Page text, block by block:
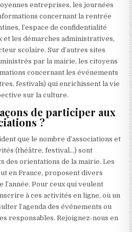
entreprises, les journées
concernant la rentrée
l’espace de confidentialité
et les démarches administratives,
scolaire. Sur d’autres sites
par la mairie, les citoyens
concernant les événements
festivals) qui enrichissent la vie
sur la culture.
de participer aux
?
que le nombre d’associations et
(théâtre, festival…) sont
des orientations de la mairie. Les
en France, proposent divers
l’année. Pour ceux qui veulent
à ces activités en ligne, où un
l’agenda des événements ou
responsables. Rejoignez-nous en